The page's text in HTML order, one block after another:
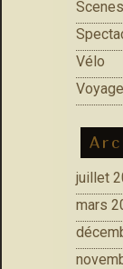
Vélo
juillet
mars